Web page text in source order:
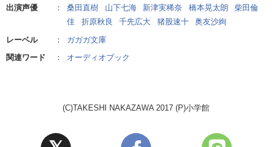
出演声優 ： 桑田直樹 山下七海 新津実稀奈 橋本晃太朗
柴田倫
佳
折原秋良 千先広大 猪股速十
奥友沙絢
レーベル
：
ガガガ文庫
関連ワード
： オーディオブック
(C)TAKESHI NAKAZAWA 2017 (P)小学館